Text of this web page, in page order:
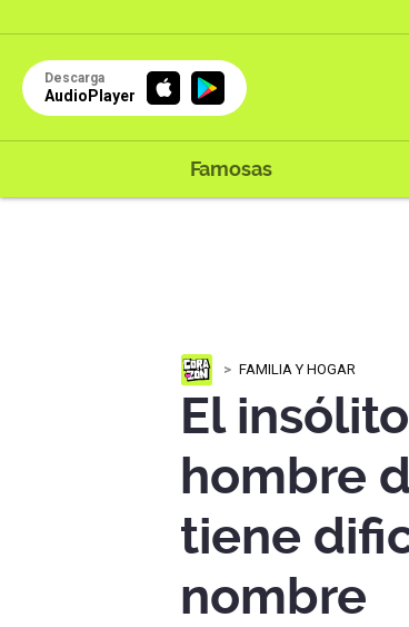
Descarga
AudioPlayer
Famosas
FAMILIA Y HOGAR
El
hombre
tiene
nombre